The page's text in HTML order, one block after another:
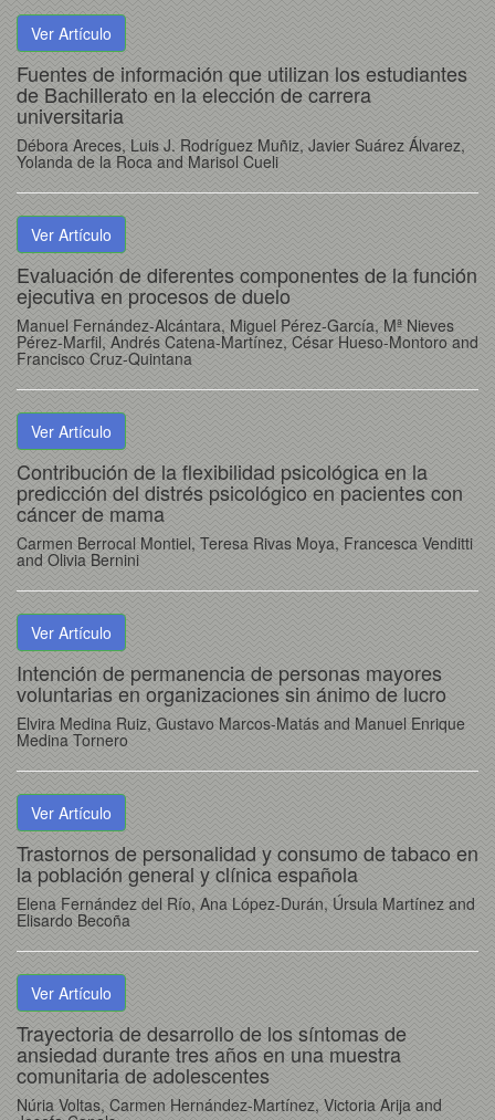
Ver Artículo
Fuentes de información que utilizan los estudiantes
de Bachillerato en la elección de carrera
universitaria
Débora Areces, Luis J. Rodríguez Muñiz, Javier Suárez Álvarez,
Yolanda de la Roca and Marisol Cueli
Ver Artículo
Evaluación de diferentes componentes de la función
ejecutiva en procesos de duelo
Manuel Fernández-Alcántara, Miguel Pérez-García, Mª Nieves
Pérez-Marfil, Andrés Catena-Martínez, César Hueso-Montoro and
Francisco Cruz-Quintana
Ver Artículo
Contribución de la flexibilidad psicológica en la
predicción del distrés psicológico en pacientes con
cáncer de mama
Carmen Berrocal Montiel, Teresa Rivas Moya, Francesca Venditti
and Olivia Bernini
Ver Artículo
Intención de permanencia de personas mayores
voluntarias en organizaciones sin ánimo de lucro
Elvira Medina Ruiz, Gustavo Marcos-Matás and Manuel Enrique
Medina Tornero
Ver Artículo
Trastornos de personalidad y consumo de tabaco en
la población general y clínica española
Elena Fernández del Río, Ana López-Durán, Úrsula Martínez and
Elisardo Becoña
Ver Artículo
Trayectoria de desarrollo de los síntomas de
ansiedad durante tres años en una muestra
comunitaria de adolescentes
Núria Voltas, Carmen Hernández-Martínez, Victoria Arija and